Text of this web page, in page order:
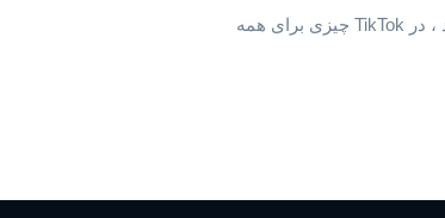
ورزش باشید ، چه طرفدار حیوانات خانگی ، یا فقط دنبال خنده باشید ، در TikTok چیزی برای همه